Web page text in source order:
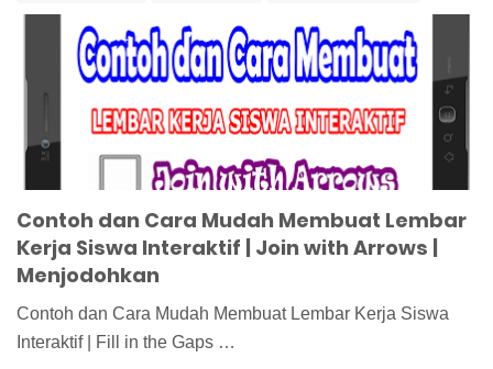
Lembar Kerja Siswa Interaktif Media Pembelajaran
Menjodohkan
Tutorial Cara Membuat LKS Interaktif Join with Arrows
Contoh dan Cara Mudah Membuat Lembar
Kerja Siswa Interaktif | Join with Arrows |
Menjodohkan
Contoh dan Cara Mudah Membuat Lembar Kerja Siswa
Interaktif | Fill in the Gaps …